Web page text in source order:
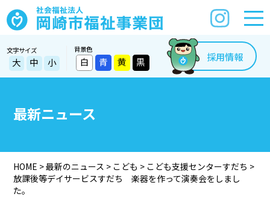
文字サイズ
大 中 小
背景色
白 青 黄 黒 採用情報
最新ニュース
HOME >最新のニュース > こども > こども支援センターすだち >
放課後等デイサービスすだち 楽器を作って演奏会をしまし
た。